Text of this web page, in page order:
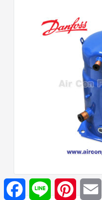
Facebook Line Pinterest